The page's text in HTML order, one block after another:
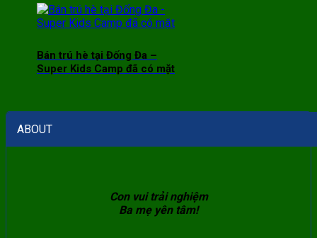
Bán trú hè tại Đống Đa –
Super Kids Camp đã có mặt
ABOUT
Con vui trải nghiệm
Ba mẹ yên tâm!